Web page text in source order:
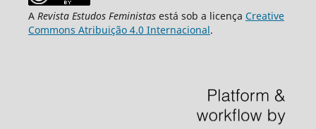
A Revista Estudos Feministasestá sob a licença Creative
Commons Atribuição 4.0 Internacional.